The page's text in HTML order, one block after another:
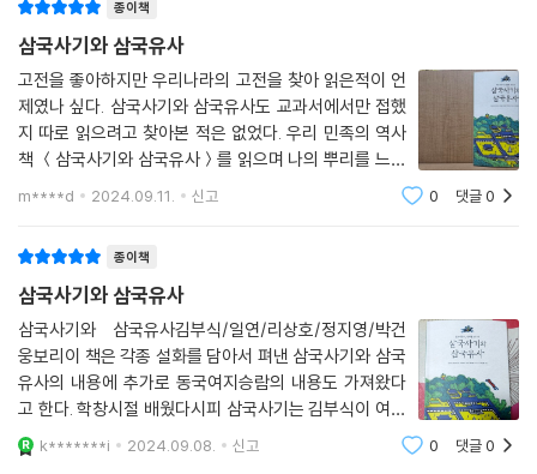
개로왕’, ‘원성대왕’, ‘선덕여왕이 알아맞힌 세 가지’ 등), 용감한 장군과 충
직한 신하들의 이야기(‘포악한 왕을 몰아낸 창조리’, ‘살수대첩의 을지문
덕’, ‘백제 마지막 장군 계백’ 등), 뛰어난 예술가들의 이야기(‘까마귀도 속
인 화가 솔거’, ‘가난한 음악가 백결 선생’, ‘뛰어난 음악가 최치원‘ 등) 향가
와 가요 같은 옛 노래들에 관한 이야기(‘여옥과 공후인’, ‘유리왕의 황조가’,
‘망부석과 정읍사’, ‘제망매가와 월명리의 전설’ 등), 현명하고 꿋꿋한 백성
들의 이야기(‘신의를 지킨 도미 부부’, ‘효녀 지은’ 등) 들에서 우리는 생생
옛사람들의 삶과 생각들을 읽으며, 우리 땅, 우리 역사와 문화에 대해 더 깊
이 이해할 수 있다.
종이책
삼국사기와 삼국유사
고전을 좋아하지만 우리나라의 고전을 찾아 읽은적이 언
제였나 싶다. 삼국사기와 삼국유사도 교과서에서만 접했
지 따로 읽으려고 찾아본 적은 없었다. 우리 민족의 역사
책 ＜삼국사기와 삼국유사＞를 읽으며 나의 뿌리를 느낄
수 있었고 책의 곳곳을 수 놓은 삽화들은 우리민족의 얼을
m****d 2024.09.11. 신고 0 댓글0
종이책
삼국사기와 삼국유사
삼국사기와 삼국유사김부식/일연/리상호/정지영/박건
웅보리이 책은 각종 설화를 담아서 펴낸 삼국사기와 삼국
유사의 내용에 추가로 동국여지승람의 내용도 가져왔다
고 한다. 학창시절 배웠다시피 삼국사기는 김부식이 여러
사관들과 함께 쓴 책이고 삼국유사는 승려 일연이 쓴 책으
로 정사가 다루지 못한 역사를 보충하는 식으로 썼고 두
k*******i 2024.09.08. 신고 0 댓글0